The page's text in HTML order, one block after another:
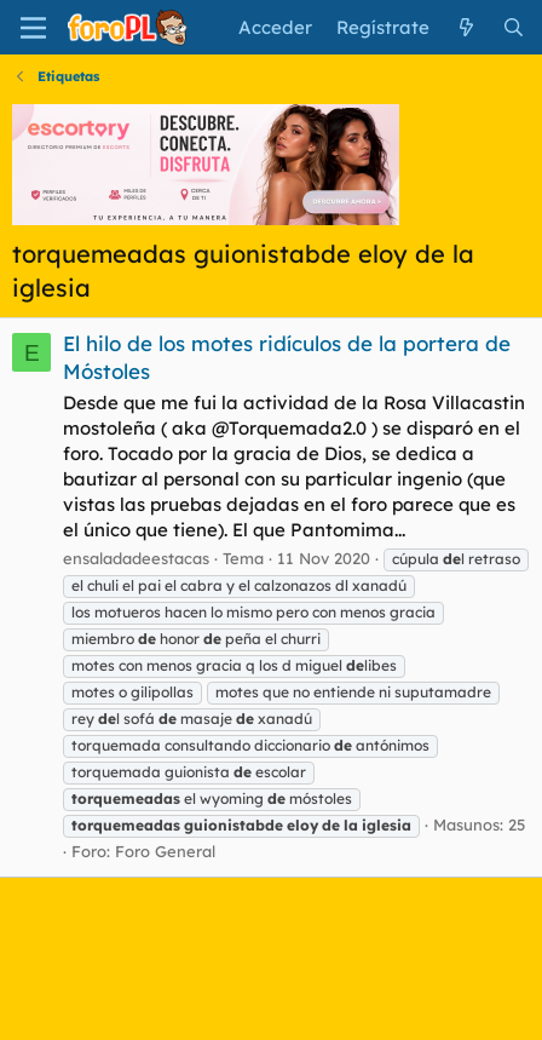
Acceder Regístrate
Etiquetas
torquemeadas guionistabde eloy de la
iglesia
E
El hilo de los motes ridículos de la portera de
Móstoles
Desde que me fui la actividad de la Rosa Villacastin
mostoleña ( aka @Torquemada2.0 ) se disparó en el
foro. Tocado por la gracia de Dios, se dedica a
bautizar al personal con su particular ingenio (que
vistas las pruebas dejadas en el foro parece que es
el único que tiene). El que Pantomima...
ensaladadeestacas Tema 11 Nov 2020 cúpula del retraso
el chuli el pai el cabra y el calzonazos dl xanadú
los motueros hacen lo mismo pero con menos gracia
miembro de honor de peña el churri
motes con menos gracia q los d miguel delibes
motes o gilipollas
motes que no entiende ni suputamadre
rey del sofá de masaje de xanadú
torquemada consultando diccionario de antónimos
torquemada guionista de escolar
torquemeadas el wyoming de móstoles
torquemeadas guionistabde eloy de la iglesia
Masunos: 25
Foro: Foro General